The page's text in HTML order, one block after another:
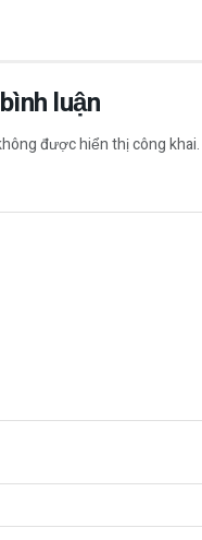
luận
được hiển thị công khai.